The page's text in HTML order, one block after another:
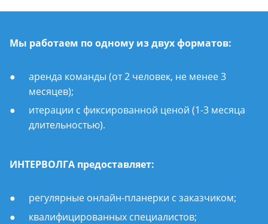
Мы работаем по одному из двух форматов:
аренда команды (от 2 человек, не менее 3
месяцев);
итерации с фиксированной ценой (1-3 месяца
длительностью).
ИНТЕРВОЛГА предоставляет:
регулярные онлайн-планерки с заказчиком;
квалифицированных специалистов;